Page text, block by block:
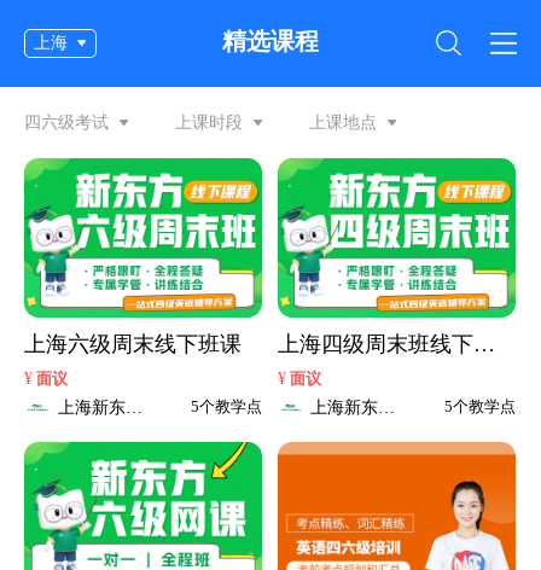
上海 精选课程
四六级考试 上课时段 上课地点
上海六级周末线下班课
¥ 面议
上海新东方
5个教学点
上海四级周末班线下班
课
¥ 面议
上海新东方
5个教学点